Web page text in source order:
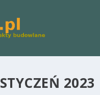
STYCZEŃ 2023